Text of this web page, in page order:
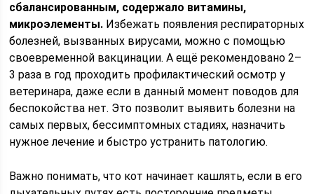
сбалансированным, содержало витамины,
микроэлементы. Избежать появления респираторных
болезней, вызванных вирусами, можно с помощью
своевременной вакцинации. А ещё рекомендовано 2–
3 раза в год проходить профилактический осмотр у
ветеринара, даже если в данный момент поводов для
беспокойства нет. Это позволит выявить болезни на
самых первых, бессимптомных стадиях, назначить
нужное лечение и быстро устранить патологию.
Важно понимать, что кот начинает кашлять, если в его